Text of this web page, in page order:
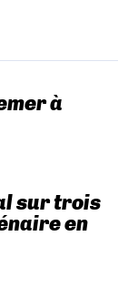
à
sur trois
en